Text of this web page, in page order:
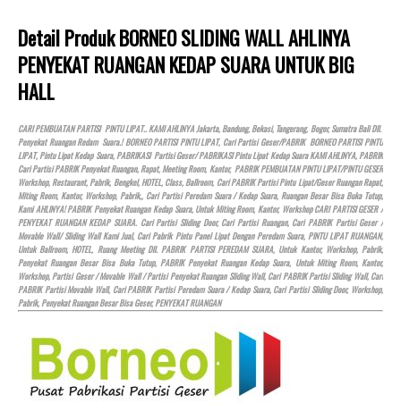
Detail Produk BORNEO SLIDING WALL AHLINYA
PENYEKAT RUANGAN KEDAP SUARA UNTUK BIG
HALL
CARI PEMBUATAN PARTISI PINTU LIPAT.. KAMI AHLINYA Jakarta, Bandung, Bekasi, Tangerang, Bogor, Sumatra Bali Dll.
Penyekat Ruangan Redam Suara.! BORNEO PARTISI PINTU LIPAT, Cari Partisi Geser/PABRIK BORNEO PARTISI PINTU
LIPAT, Pintu Lipat Kedap Suara, PABRIKASI Partisi Geser/ PABRIKASI Pintu Lipat Kedap Suara KAMI AHLINYA, PABRIK
Cari Partisi PABRIK Penyekat Ruangan, Rapat, Meeting Room, Kantor, PABRIK PEMBUATAN PINTU LIPAT/PINTU GESER
Workshop, Restaurant, Pabrik, Bengkel,HOTEL, Class, Ballroom, Cari PABRIK Partisi Pintu Lipat/Geser Ruangan Rapat,
Miting Room, Kantor, Workshop, Pabrik,, Cari Partisi Peredam Suara / Kedap Suara, Ruangan Besar Bisa Buka Tutup,
Kami AHLINYA! PABRIK Penyekat Ruangan Kedap Suara, Untuk Miting Room, Kantor, Workshop CARI PARTISI GESER /
PENYEKAT RUANGAN KEDAP SUARA. Cari Partisi Sliding Door, Cari Partisi Ruangan, Cari PABRIK Partisi Geser /
Movable Wall/ Sliding Wall Kami Jual, Cari Pabrik Pintu Panel Lipat Dengan Peredam Suara, PINTU LIPAT RUANGAN,
Untuk Ballroom,HOTEL, Ruang Meeting Dll. PABRIK PARTISI PEREDAM SUARA, Untuk Kantor, Workshop, Pabrik,
Penyekat Ruangan Besar Bisa Buka Tutup, PABRIK Penyekat Ruangan Kedap Suara, Untuk Miting Room, Kantor,
Workshop, Partisi Geser / Movable Wall / Partisi Penyekat Ruangan Sliding Wall, Cari PABRIK Partisi Sliding Wall, Cari
PABRIK Partisi Movable Wall, Cari PABRIK Partisi Peredam Suara / Kedap Suara, Cari Partisi Sliding Door, Workshop,
Pabrik, Penyekat Ruangan Besar Bisa Geser, PENYEKAT RUANGAN